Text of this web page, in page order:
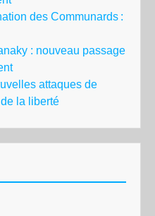
des Communards :
: nouveau passage
attaques de
la liberté